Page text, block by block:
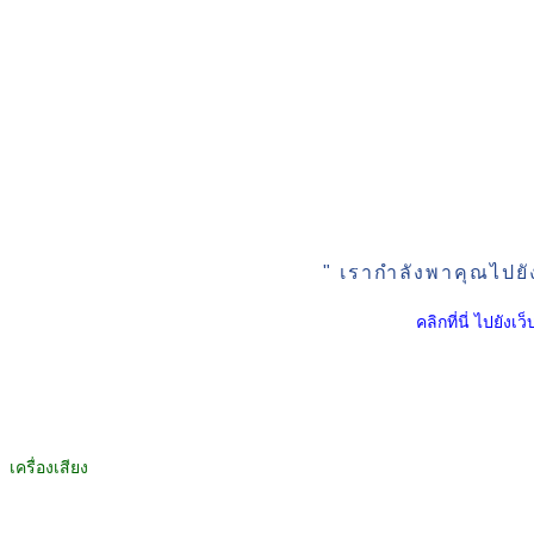
" เรากำลังพาคุณไปยั
คลิกที่นี่ ไปยังเ
เครื่องเสียง